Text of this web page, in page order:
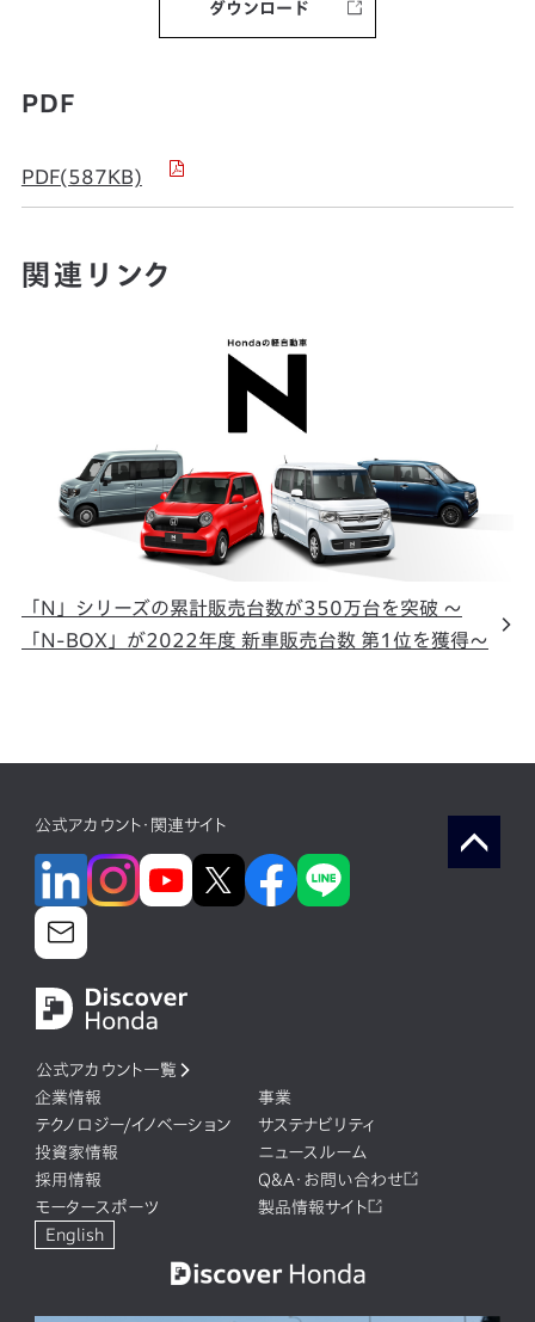
ダウンロード
PDF
PDF(587KB)
関連リンク
「N」シリーズの累計販売台数が350万台を突破 ～
「N-BOX」が2022年度 新車販売台数 第1位を獲得～
公式アカウント・関連サイト
公式アカウント一覧
企業情報
事業
テクノロジー/イノベーション
サステナビリティ
投資家情報
ニュースルーム
採用情報
Q&A・お問い合わせ
モータースポーツ
製品情報サイト
English